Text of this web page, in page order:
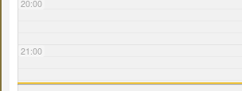
20:00
21:00